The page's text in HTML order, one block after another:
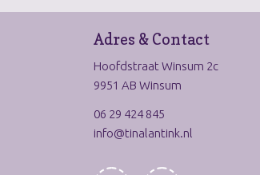
Adres & Contact
Hoofdstraat Winsum 2c
9951 AB Winsum
06 29 424 845
info@tinalantink.nl